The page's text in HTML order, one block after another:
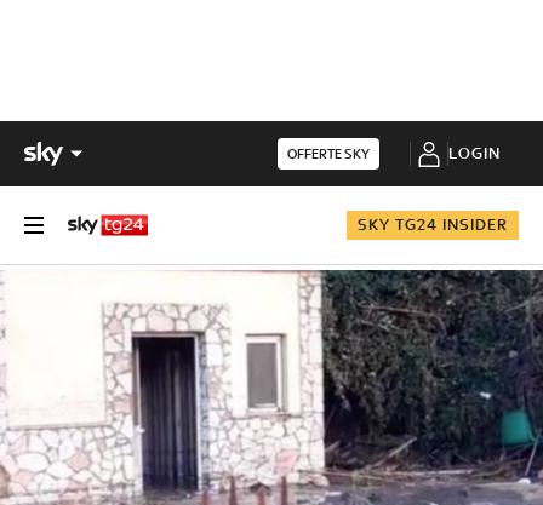
OFFERTE SKY LOGIN
SKY TG24 INSIDER